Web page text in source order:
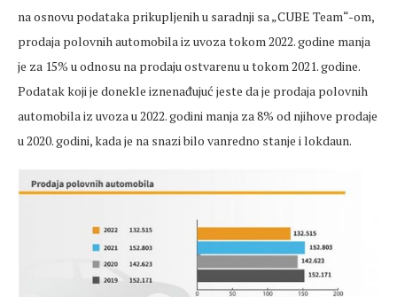
na osnovu podataka prikupljenih u saradnji sa „CUBE Team“-om,
prodaja polovnih automobila iz uvoza tokom 2022. godine manja
je za 15% u odnosu na prodaju ostvarenu u tokom 2021. godine.
Podatak koji je donekle iznenađujuć jeste da je prodaja polovnih
automobila iz uvoza u 2022. godini manja za 8% od njihove prodaje
u 2020. godini, kada je na snazi bilo vanredno stanje i lokdaun.